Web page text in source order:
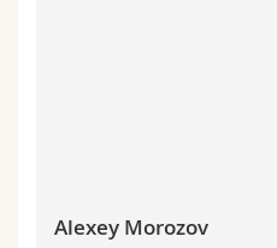
Alexey Morozov